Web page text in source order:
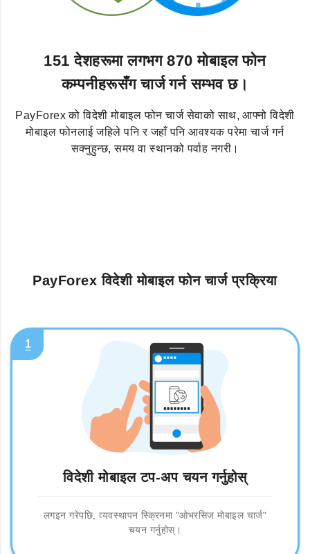
151 देशहरूमा लगभग 870 मोबाइल फोन
कम्पनीहरूसँग चार्ज गर्न सम्भव छ।
PayForex को विदेशी मोबाइल फोन चार्ज सेवाको साथ, आफ्नो विदेशी
मोबाइल फोनलाई जहिले पनि र जहाँ पनि आवश्यक परेमा चार्ज गर्न
सक्नुहुन्छ, समय वा स्थानको पर्वाह नगरी।
PayForex विदेशी मोबाइल फोन चार्ज प्रक्रिया
1
विदेशी मोबाइल टप-अप चयन गर्नुहोस्
लगइन गरेपछि, व्यवस्थापन स्क्रिनमा "ओभरसिज मोबाइल चार्ज"
चयन गर्नुहोस्।